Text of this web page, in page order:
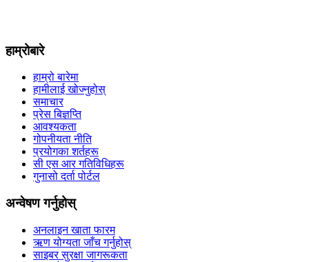
हाम्रोबारे
हाम्रो बारेमा
हामीलाई खोज्नुहोस्
समाचार
प्रेस बिज्ञप्ति
आवश्यकता
गोपनीयता नीति
प्रयोगका शर्तहरू
सी एस आर गतिविधिहरू
गुनासो दर्ता पोर्टल
अन्वेषण गर्नुहोस्
अनलाइन खाता फारम
ऋण योग्यता जाँच गर्नुहोस्
साइबर सुरक्षा जागरूकता